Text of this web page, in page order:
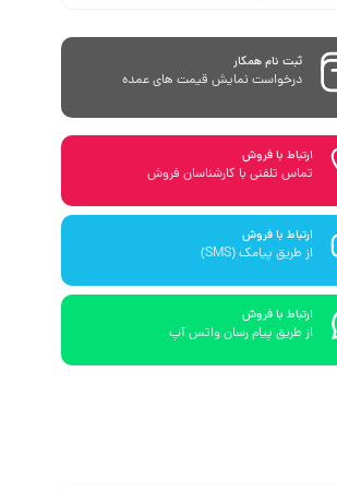
ثبت نام همکار
درخواست نمایش قیمت های عمده
ارتباط با فروش
تماس تلفنی با کارشناسان فروش
ارتباط با فروش
از طریق پیامک (SMS)
ارتباط با فروش
از طریق پیام رسان واتس آپ